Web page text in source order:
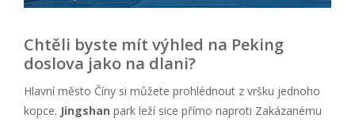
Chtěli byste mít výhled na Peking
doslova jako na dlani?
Hlavní město Číny si můžete prohlédnout z vršku jednoho
kopce. Jingshan park leží sice přímo naproti Zakázanému